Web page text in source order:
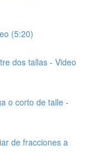
(5:20)
dos tallas - Video
o corto de talle -
de fracciones a